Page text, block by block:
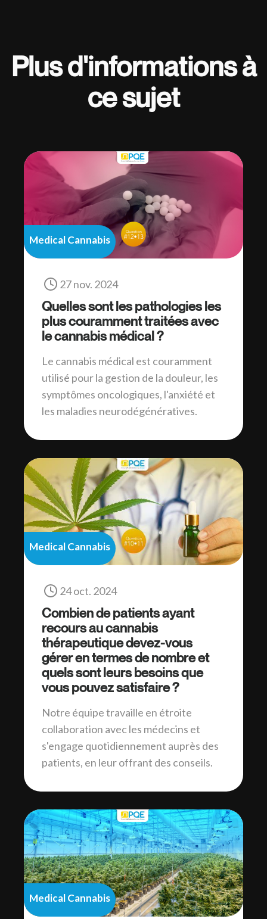
Plus d'informations à
ce sujet
Medical Cannabis
27 nov. 2024
Quelles sont les pathologies les
plus couramment traitées avec
le cannabis médical ?
Le cannabis médical est couramment
utilisé pour la gestion de la douleur, les
symptômes oncologiques, l'anxiété et
les maladies neurodégénératives.
Medical Cannabis
24 oct. 2024
Combien de patients ayant
recours au cannabis
thérapeutique devez-vous
gérer en termes de nombre et
quels sont leurs besoins que
vous pouvez satisfaire ?
Notre équipe travaille en étroite
collaboration avec les médecins et
s'engage quotidiennement auprès des
patients, en leur offrant des conseils.
Medical Cannabis